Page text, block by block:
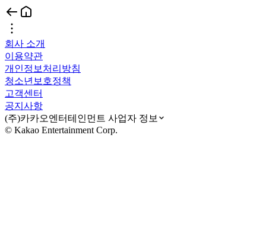
회사 소개
이용약관
개인정보처리방침
청소년보호정책
고객센터
공지사항
(주)카카오엔터테인먼트 사업자 정보
© Kakao Entertainment Corp.